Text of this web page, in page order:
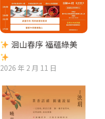
洄山春序 福蘊綠美
2026 年 2 月 11 日